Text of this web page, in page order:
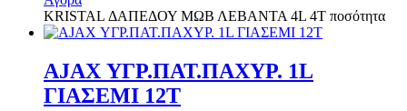
KRISTAL ΔΑΠΕΔΟΥ ΜΩΒ ΛΕΒΑΝΤΑ 4L 4Τ ποσότητα
AJAX ΥΓΡ.ΠΑΤ.ΠΑΧΥΡ. 1L
ΓΙΑΣΕΜΙ 12Τ